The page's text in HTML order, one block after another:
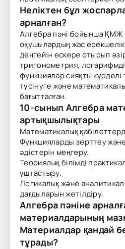
Неліктен бұл
арналған?
Алгебра пәні бойынша
оқушылардың жас
деңгейін ескере отырып
тригонометрия,
функциялар сияқты
түсінуге және
бағытталған.
10-сынып Алгебра
артықшылықтары
Математикалық
Функцияларды зерттеу
әдістерін меңгеру.
Теориялық білімді
ұштастыру.
Логикалық және
дағдыларын жетілдіру.
Алгебра пәніне
материалдарының
Материалдар қандай
тұрады?